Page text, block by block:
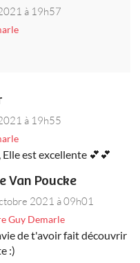
à 19h57
à 19h55
est excellente 💕💕
Van Poucke
2021 à 09h01
Guy Demarle
de t'avoir fait découvrir
:)